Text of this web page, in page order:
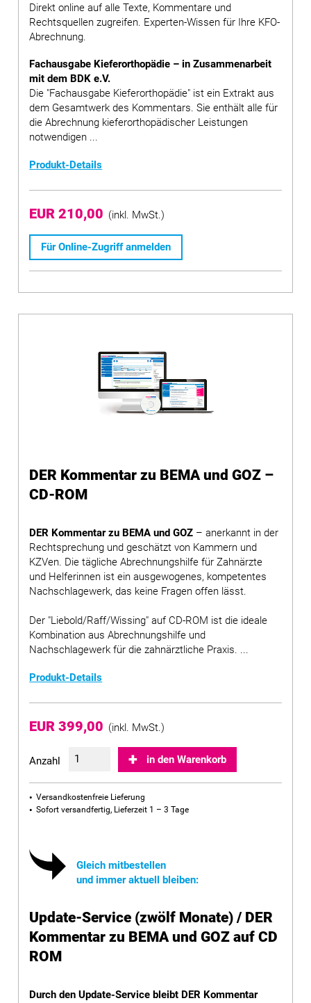
Direkt online auf alle Texte, Kommentare und
Rechtsquellen zugreifen. Experten-Wissen für Ihre KFO-
Abrechnung.
Fachausgabe Kieferorthopädie – in Zusammenarbeit
mit dem BDK e.V.
Die "Fachausgabe Kieferorthopädie" ist ein Extrakt aus
dem Gesamtwerk des Kommentars. Sie enthält alle für
die Abrechnung kieferorthopädischer Leistungen
notwendigen ...
Produkt-Details
EUR 210,00 (inkl. MwSt.)
Für Online-Zugriff anmelden
DER Kommentar zu BEMA und GOZ –
CD-ROM
DER Kommentar zu BEMA und GOZ – anerkannt in der
Rechtsprechung und geschätzt von Kammern und
KZVen. Die tägliche Abrechnungshilfe für Zahnärzte
und Helferinnen ist ein ausgewogenes, kompetentes
Nachschlagewerk, das keine Fragen offen lässt.
Der "Liebold/Raff/Wissing" auf CD-ROM ist die ideale
Kombination aus Abrechnungshilfe und
Nachschlagewerk für die zahnärztliche Praxis. ...
Produkt-Details
EUR 399,00 (inkl. MwSt.)
Anzahl in den Warenkorb
Versandkostenfreie Lieferung
Sofort versandfertig, Lieferzeit 1 – 3 Tage
Gleich mitbestellen
und immer aktuell bleiben:
Update-Service (zwölf Monate) / DER
Kommentar zu BEMA und GOZ auf CD
ROM
Durch den Update-Service bleibt DER Kommentar